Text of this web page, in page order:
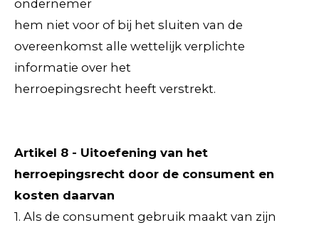
ondernemer
hem niet voor of bij het sluiten van de
overeenkomst alle wettelijk verplichte
informatie over het
herroepingsrecht heeft verstrekt.
Artikel 8 - Uitoefening van het
herroepingsrecht door de consument en
kosten daarvan
1. Als de consument gebruik maakt van zijn